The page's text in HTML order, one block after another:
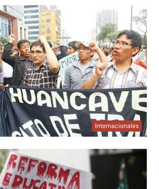
Internacionales